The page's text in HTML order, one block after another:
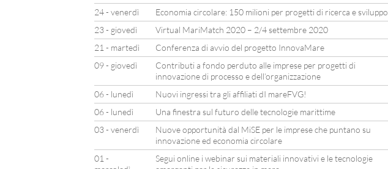
24 - venerdì
Economia circolare: 150 milioni per progetti di ricerca e sviluppo
23 - giovedì
Virtual MariMatch 2020 – 2/4 settembre 2020
21 - martedì
Conferenza di avvio del progetto InnovaMare
09 - giovedì
Contributi a fondo perduto alle imprese per progetti di
innovazione di processo e dell’organizzazione
06 - lunedì
Nuovi ingressi tra gli affiliati dI mareFVG!
06 - lunedì
Una finestra sul futuro delle tecnologie marittime
03 - venerdì
Nuove opportunità dal MiSE per le imprese che puntano su
innovazione ed economia circolare
01 -
Segui online i webinar sui materiali innovativi e le tecnologie